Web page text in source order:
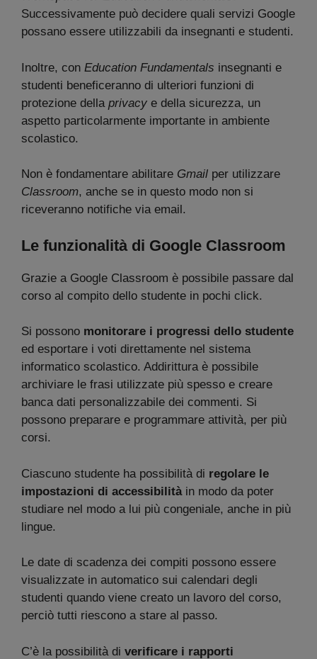
Successivamente può decidere quali servizi Google
possano essere utilizzabili da insegnanti e studenti.
Inoltre, con Education Fundamentals insegnanti e
studenti beneficeranno di ulteriori funzioni di
protezione della privacy e della sicurezza, un
aspetto particolarmente importante in ambiente
scolastico.
Non è fondamentare abilitare Gmail per utilizzare
Classroom, anche se in questo modo non si
riceveranno notifiche via email.
Le funzionalità di Google Classroom
Grazie a Google Classroom è possibile passare dal
corso al compito dello studente in pochi click.
Si possono monitorare i progressi dello studente
ed esportare i voti direttamente nel sistema
informatico scolastico. Addirittura è possibile
archiviare le frasi utilizzate più spesso e creare
banca dati personalizzabile dei commenti. Si
possono preparare e programmare attività, per più
corsi.
Ciascuno studente ha possibilità di regolare le
impostazioni di accessibilitàin modo da poter
studiare nel modo a lui più congeniale, anche in più
lingue.
Le date di scadenza dei compiti possono essere
visualizzate in automatico sui calendari degli
studenti quando viene creato un lavoro del corso,
perciò tutti riescono a stare al passo.
C’è la possibilità di verificare i rapporti